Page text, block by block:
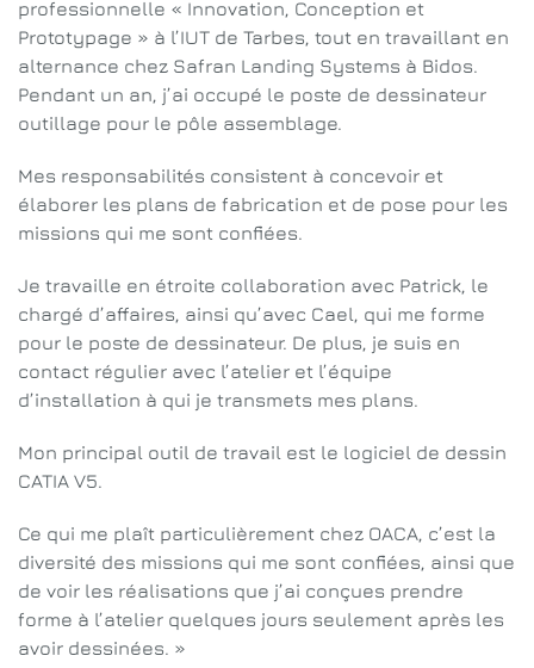
professionnelle « Innovation, Conception et
Prototypage » à l’IUT de Tarbes, tout en travaillant en
alternance chez Safran Landing Systems à Bidos.
Pendant un an, j’ai occupé le poste de dessinateur
outillage pour le pôle assemblage.
Mes responsabilités consistent à concevoir et
élaborer les plans de fabrication et de pose pour les
missions qui me sont confiées.
Je travaille en étroite collaboration avec Patrick, le
chargé d’affaires, ainsi qu’avec Cael, qui me forme
pour le poste de dessinateur. De plus, je suis en
contact régulier avec l’atelier et l’équipe
d’installation à qui je transmets mes plans.
Mon principal outil de travail est le logiciel de dessin
CATIA V5.
Ce qui me plaît particulièrement chez OACA, c’est la
diversité des missions qui me sont confiées, ainsi que
de voir les réalisations que j’ai conçues prendre
forme à l’atelier quelques jours seulement après les
avoir dessinées. »